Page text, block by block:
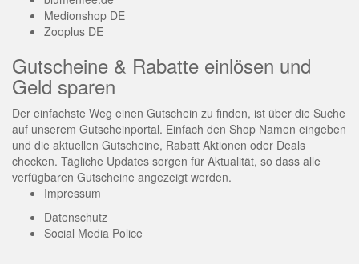
Medionshop DE
Zooplus DE
Gutscheine & Rabatte einlösen und
Geld sparen
Der einfachste Weg einen Gutschein zu finden, ist über die Suche
auf unserem Gutscheinportal. Einfach den Shop Namen eingeben
und die aktuellen Gutscheine, Rabatt Aktionen oder Deals
checken. Tägliche Updates sorgen für Aktualität, so dass alle
verfügbaren Gutscheine angezeigt werden.
Impressum
Datenschutz
Social Media Police